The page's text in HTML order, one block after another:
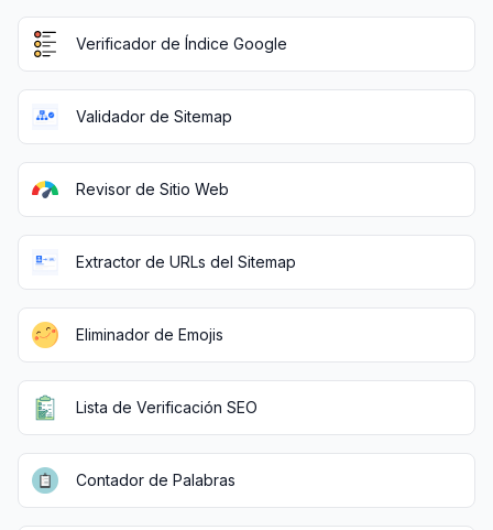
Verificador de Índice Google
Validador de Sitemap
Revisor de Sitio Web
Extractor de URLs del Sitemap
Eliminador de Emojis
Lista de Verificación SEO
Contador de Palabras